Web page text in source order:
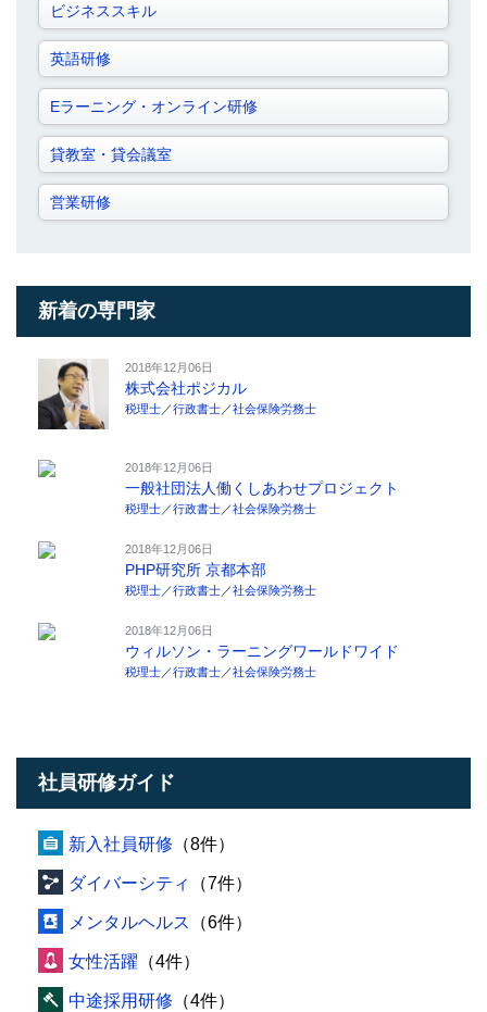
ビジネススキル
英語研修
Eラーニング・オンライン研修
貸教室・貸会議室
営業研修
新着の専門家
2018年12月06日
株式会社ポジカル
税理士 ／行政書士 ／社会保険労務士
2018年12月06日
一般社団法人働くしあわせプロジェクト
税理士 ／行政書士 ／社会保険労務士
2018年12月06日
PHP研究所 京都本部
税理士 ／行政書士 ／社会保険労務士
2018年12月06日
ウィルソン・ラーニングワールドワイド
税理士 ／行政書士 ／社会保険労務士
社員研修ガイド
新入社員研修 （8件）
ダイバーシティ （7件）
メンタルヘルス （6件）
女性活躍 （4件）
中途採用研修 （4件）